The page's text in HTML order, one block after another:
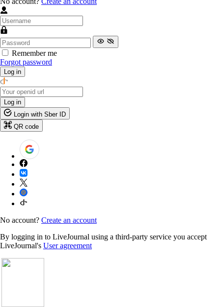
Remember me
Forgot password
Log in
Log in
Login with Sber ID
QR code
No account? Create an account
By logging in to LiveJournal using a third-party service you accept
LiveJournal's User agreement